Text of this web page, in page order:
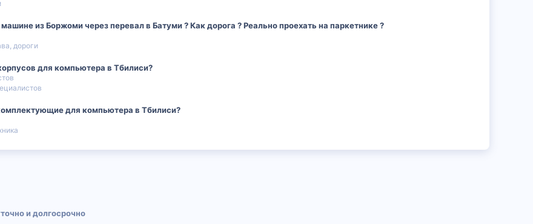
из Боржоми через перевал в Батуми ? Как дорога ? Реально проехать на паркетнике ?
дороги
для компьютера в Тбилиси?
для компьютера в Тбилиси?
и долгосрочно